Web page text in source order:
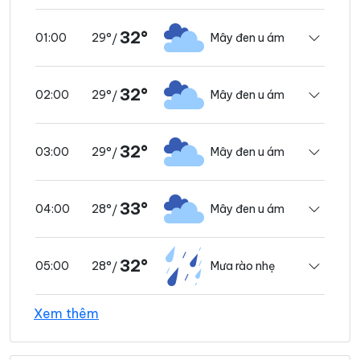
01:00 29°/ 32° Mây đen u ám
02:00 29°/ 32° Mây đen u ám
03:00 29°/ 32° Mây đen u ám
04:00 28°/ 33° Mây đen u ám
05:00 28°/ 32° Mưa rào nhẹ
06:00 28°
Xem thêm